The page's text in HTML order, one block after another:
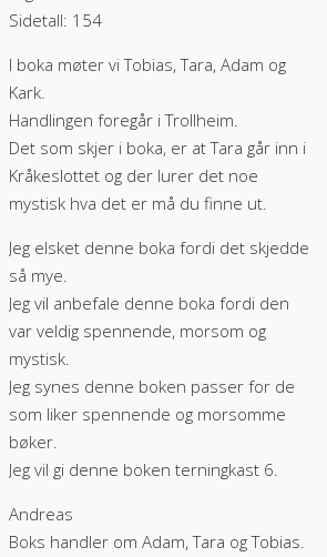
Sidetall: 154
I boka møter vi Tobias, Tara, Adam og
Kark.
Handlingen foregår i Trollheim.
Det som skjer i boka, er at Tara går inn i
Kråkeslottet og der lurer det noe
mystisk hva det er må du finne ut.
Jeg elsket denne boka fordi det skjedde
så mye.
Jeg vil anbefale denne boka fordi den
var veldig spennende, morsom og
mystisk.
Jeg synes denne boken passer for de
som liker spennende og morsomme
bøker.
Jeg vil gi denne boken terningkast 6.
Andreas
Boks handler om Adam, Tara og Tobias.